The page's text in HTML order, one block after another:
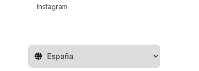
Cambiar de región
Instagram